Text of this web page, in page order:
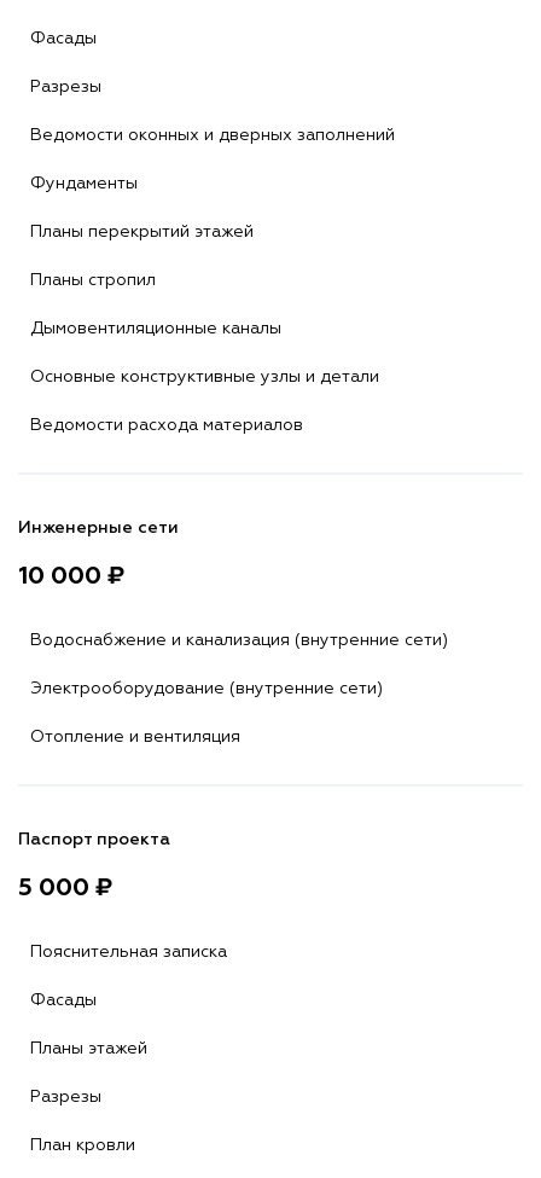
Фасады
Разрезы
Ведомости оконных и дверных заполнений
Фундаменты
Планы перекрытий этажей
Планы стропил
Дымовентиляционные каналы
Основные конструктивные узлы и детали
Ведомости расхода материалов
Инженерные сети
10 000 ₽
Водоснабжение и канализация (внутренние сети)
Электрооборудование (внутренние сети)
Отопление и вентиляция
Паспорт проекта
5 000 ₽
Пояснительная записка
Фасады
Планы этажей
Разрезы
План кровли